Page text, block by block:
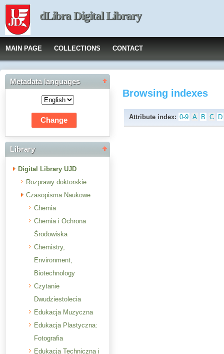
dLibra Digital Library
MAIN PAGE COLLECTIONS CONTACT
Metadata languages
Library
Digital Library UJD
Rozprawy doktorskie
Czasopisma Naukowe
Chemia
Chemia i Ochrona
Środowiska
Chemistry,
Environment,
Biotechnology
Czytanie
Dwudziestolecia
Edukacja Muzyczna
Edukacja Plastyczna:
Fotografia
Edukacja Techniczna i
Browsing indexes
Attribute index: 0-9 A B C D